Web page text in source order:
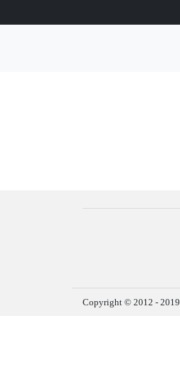
Copyright © 2012 - 2019